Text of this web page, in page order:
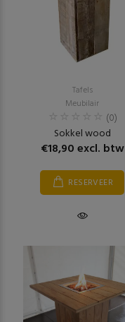
Tafels
Meubilair
(0)
Sokkel wood
€18,90 excl. btw
RESERVEER